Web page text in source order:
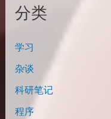
分类
学习
杂谈
科研笔记
程序